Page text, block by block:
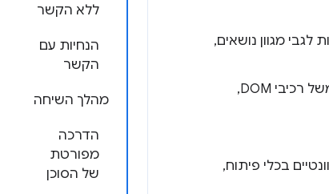
ללא הקשר
הנחיות עם
הקשר
מהלך השיחה
הדרכה
מפורטת
של הסוכן
מגוון נושאים,
מצמצם באופן אוטונומי את ההקשר הספציפי שרוצים לשוחח עליו ובוחר אותו, למשל רכיבי DOM,
בכלי פיתוח,